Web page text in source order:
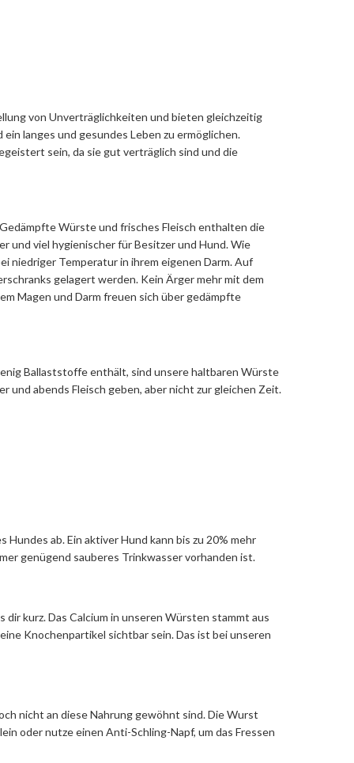
von Unverträglichkeiten und bieten gleichzeitig
langes und gesundes Leben zu ermöglichen.
sein, da sie gut verträglich sind und die
Würste und frisches Fleisch enthalten die
und viel hygienischer für Besitzer und Hund. Wie
niedriger Temperatur in ihrem eigenen Darm. Auf
gelagert werden. Kein Ärger mehr mit dem
Magen und Darm freuen sich über gedämpfte
Ballaststoffe enthält, sind unsere haltbaren Würste
abends Fleisch geben, aber nicht zur gleichen Zeit.
ab. Ein aktiver Hund kann bis zu 20% mehr
genügend sauberes Trinkwasser vorhanden ist.
kurz. Das Calcium in unseren Würsten stammt aus
Knochenpartikel sichtbar sein. Das ist bei unseren
nicht an diese Nahrung gewöhnt sind. Die Wurst
oder nutze einen Anti-Schling-Napf, um das Fressen